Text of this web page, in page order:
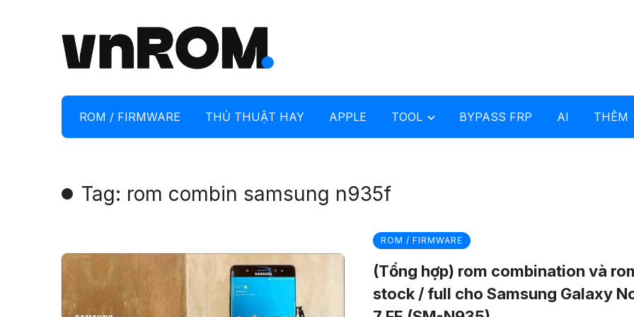
ROM / FIRMWARE THỦ THUẬT HAY APPLE TOOL BYPASS FRP AI THÊM
Tag: rom combin samsung n935f
ROM / FIRMWARE
(Tổng hợp) rom combination và
stock / full cho Samsung Galaxy